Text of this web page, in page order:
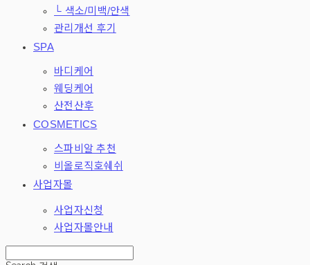
└ 색소/미백/안색
관리개선 후기
SPA
바디케어
웨딩케어
산전산후
COSMETICS
스파비알 추천
비올로직호쉐쉬
사업자몰
사업자신청
사업자몰안내